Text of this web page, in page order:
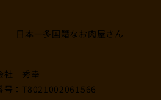
日本一多国籍なお肉屋さん
社 秀幸
号：T8021002061566